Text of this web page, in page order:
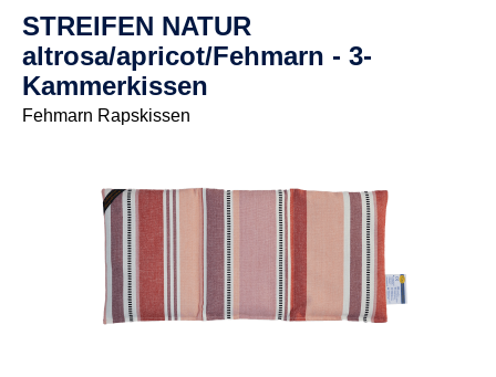
STREIFEN NATUR
altrosa/apricot/Fehmarn - 3-
Kammerkissen
Fehmarn Rapskissen